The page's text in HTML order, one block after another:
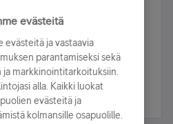
mukana arvonnassa.
evästeitä
evästeitä ja vastaavia
parantamiseksi sekä
markkinointitarkoituksiin.
alla. Kaikki luokat
evästeitä ja
kolmansille osapuolille.